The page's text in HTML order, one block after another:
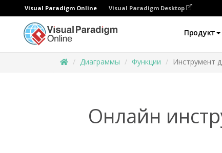
Visual Paradigm Online Visual Paradigm Desktop
Продукт
Диаграммы Функции Инструмент
Онлайн